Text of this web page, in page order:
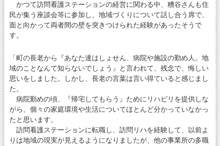
かつて訪問看護ステーションの経営に関わる中、糟谷さんも住
民が集う座談会等に参加し、地域づくりについて話し合う席で、
面と向かって両者間の壁を突きつけられた経験があったそうで
す。
「町の長老から『あなた達はしょせん、病院や施設の勤め人。地
域のことなんて知らないでしょう』と言われて、残念で、悔しい
思いをしました。しかし、長老の言葉は言い得ていると感じまし
た。
病院勤めの頃、『帰宅してもらう』ためにリハビリを提供しな
がら、個々の家庭環境や生活についてほとんど分かっていなかっ
たと思います。
訪問看護ステーションに転職し、訪問リハを経験して、以前よ
りは地域の現実が見えるようになりましたが、他の事業所の多職